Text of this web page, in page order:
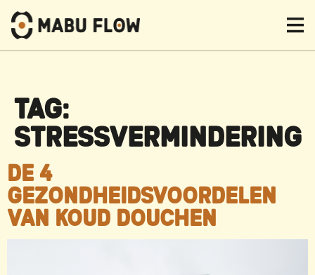
TAG:
STRESSVERMINDERING
DE 4
GEZONDHEIDSVOORDELEN
VAN KOUD DOUCHEN